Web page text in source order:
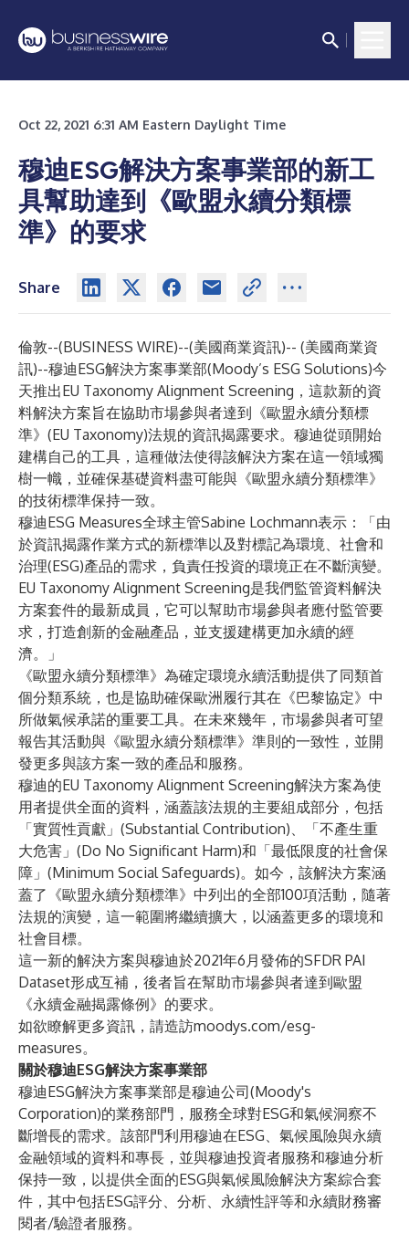
Oct 22, 2021 6:31 AM Eastern Daylight Time
穆迪ESG解決方案事業部的新工
具幫助達到《歐盟永續分類標
準》的要求
Share
倫敦--(BUSINESS WIRE)--(美國商業資訊)-- (美國商業資
訊)--穆迪ESG解決方案事業部(Moody’s ESG Solutions)今
天推出EU Taxonomy Alignment Screening，這款新的資
料解決方案旨在協助市場參與者達到《歐盟永續分類標
準》(EU Taxonomy)法規的資訊揭露要求。穆迪從頭開始
建構自己的工具，這種做法使得該解決方案在這一領域獨
樹一幟，並確保基礎資料盡可能與《歐盟永續分類標準》
的技術標準保持一致。
穆迪ESG Measures全球主管Sabine Lochmann表示：「由
於資訊揭露作業方式的新標準以及對標記為環境、社會和
治理(ESG)產品的需求，負責任投資的環境正在不斷演變。
EU Taxonomy Alignment Screening是我們監管資料解決
方案套件的最新成員，它可以幫助市場參與者應付監管要
求，打造創新的金融產品，並支援建構更加永續的經
濟。」
《歐盟永續分類標準》為確定環境永續活動提供了同類首
個分類系統，也是協助確保歐洲履行其在《巴黎協定》中
所做氣候承諾的重要工具。在未來幾年，市場參與者可望
報告其活動與《歐盟永續分類標準》準則的一致性，並開
發更多與該方案一致的產品和服務。
穆迪的EU Taxonomy Alignment Screening解決方案為使
用者提供全面的資料，涵蓋該法規的主要組成部分，包括
「實質性貢獻」(Substantial Contribution)、「不產生重
大危害」(Do No Significant Harm)和「最低限度的社會保
障」(Minimum Social Safeguards)。如今，該解決方案涵
蓋了《歐盟永續分類標準》中列出的全部100項活動，隨著
法規的演變，這一範圍將繼續擴大，以涵蓋更多的環境和
社會目標。
這一新的解決方案與穆迪於2021年6月發佈的SFDR PAI
Dataset形成互補，後者旨在幫助市場參與者達到歐盟
《永續金融揭露條例》的要求。
如欲瞭解更多資訊，請造訪moodys.com/esg-
measures。
關於穆迪ESG解決方案事業部
穆迪ESG解決方案事業部是穆迪公司(Moody's
Corporation)的業務部門，服務全球對ESG和氣候洞察不
斷增長的需求。該部門利用穆迪在ESG、氣候風險與永續
金融領域的資料和專長，並與穆迪投資者服務和穆迪分析
保持一致，以提供全面的ESG與氣候風險解決方案綜合套
件，其中包括ESG評分、分析、永續性評等和永續財務審
閱者/驗證者服務。